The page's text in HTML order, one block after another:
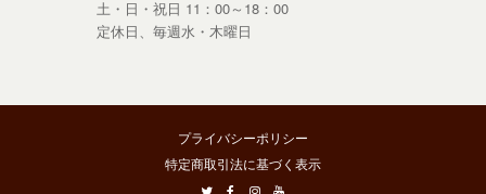
土・日・祝日 11：00～18：00
定休日、毎週水・木曜日
プライバシーポリシー
特定商取引法に基づく表示
twitter facebookinstagram